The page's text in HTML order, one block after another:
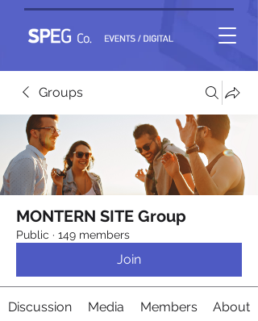
Groups
MONTERN SITE Group
Public · 149 members
Join
Discussion Media Members About